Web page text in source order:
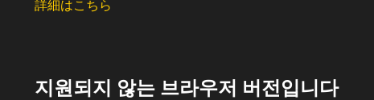
詳細はこちら
지원되지 않는 브라우저 버전입니다